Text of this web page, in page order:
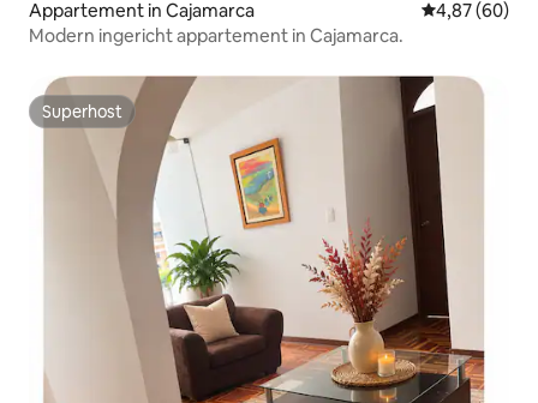
Appartement in Cajamarca Gemiddelde
4,87 (60)
Modern ingericht appartement in Cajamarca.
Superhost
Superhost